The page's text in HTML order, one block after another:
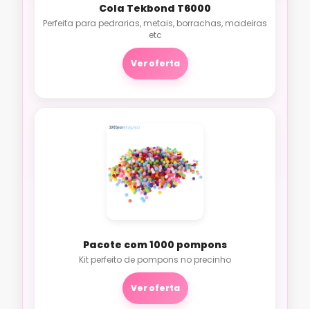
Cola Tekbond T6000
Perfeita para pedrarias, metais, borrachas, madeiras
etc
Ver oferta
Pacote com 1000 pompons
Kit perfeito de pompons no precinho
Ver oferta